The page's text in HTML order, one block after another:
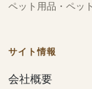
ペット用品・ペッ
サイト情報
会社概要